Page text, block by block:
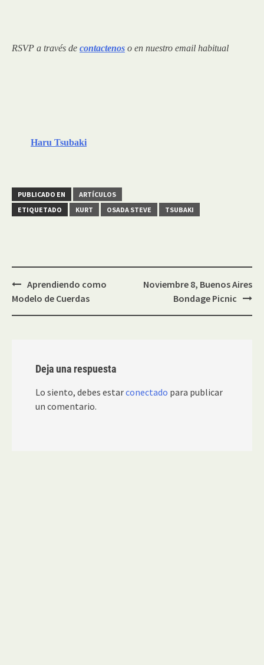
RSVP a través de contactenos o en nuestro email habitual
Haru Tsubaki
PUBLICADO EN
ARTÍCULOS
ETIQUETADO
KURT OSADA STEVE TSUBAKI
Navegación
de
Aprendiendo como
Modelo de Cuerdas
Noviembre 8, Buenos Aires
Bondage Picnic
Deja una respuesta
Lo siento, debes estarconectado para publicar
un comentario.